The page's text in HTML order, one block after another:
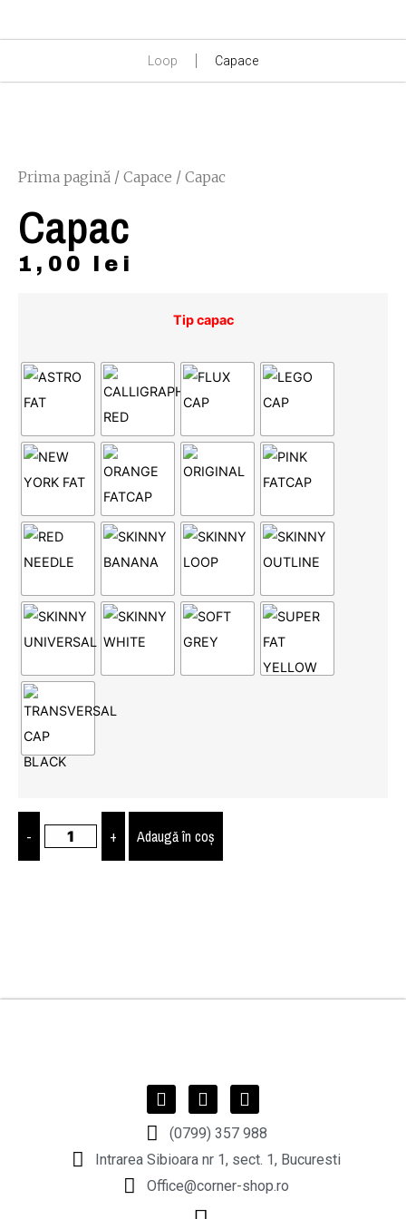
Loop Capace
Prima pagină / Capace / Capac
Capac
1,00 lei
Tip capac
- + Adaugă în coș
(0799) 357 988
Intrarea Sibioara nr 1, sect. 1, Bucuresti
Office@corner-shop.ro